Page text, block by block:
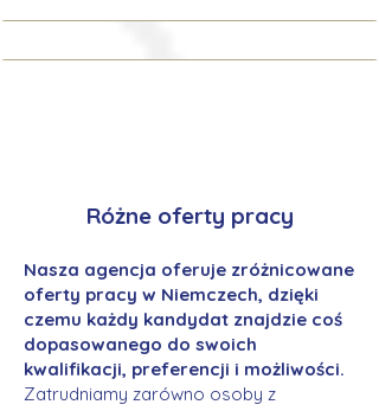
Różne oferty pracy
Nasza agencja oferuje zróżnicowane
oferty pracy w Niemczech, dzięki
czemu każdy kandydat znajdzie coś
dopasowanego do swoich
kwalifikacji, preferencji i możliwości.
Zatrudniamy zarówno osoby z